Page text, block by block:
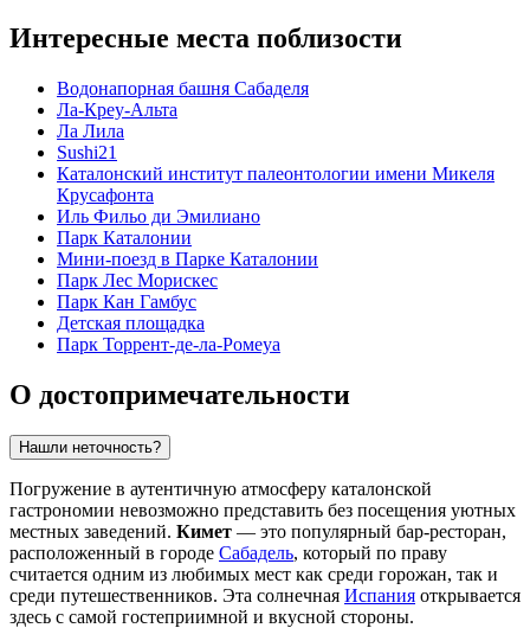
Интересные места поблизости
Водонапорная башня Сабаделя
Ла-Креу-Альта
Ла Лила
Sushi21
Каталонский институт палеонтологии имени Микеля
Крусафонта
Иль Фильо ди Эмилиано
Парк Каталонии
Мини-поезд в Парке Каталонии
Парк Лес Морискес
Парк Кан Гамбус
Детская площадка
Парк Торрент-де-ла-Ромеуа
О достопримечательности
Нашли неточность?
Погружение в аутентичную атмосферу каталонской
гастрономии невозможно представить без посещения уютных
местных заведений. Кимет — это популярный бар-ресторан,
расположенный в городе Сабадель, который по праву
считается одним из любимых мест как среди горожан, так и
среди путешественников. Эта солнечная Испания открывается
здесь с самой гостеприимной и вкусной стороны.